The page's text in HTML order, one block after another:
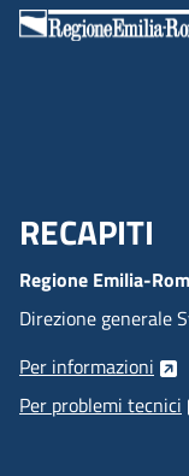
Menu
RECAPITI
Regione Emilia-
Direzione generale
Per informazioni
Per problemi tecnici